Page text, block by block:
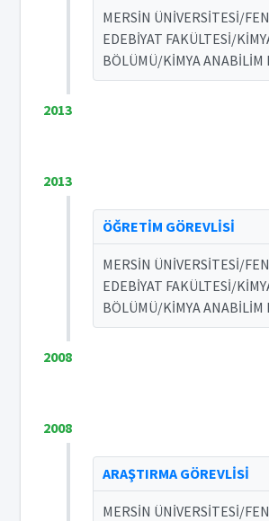
MERSİN ÜNİVERSİTESİ/
EDEBİYAT FAKÜLTESİ/
BÖLÜMÜ/KİMYA ANABİLİM
2013
2013
ÖĞRETİM GÖREVLİSİ
MERSİN ÜNİVERSİTESİ/
EDEBİYAT FAKÜLTESİ/
BÖLÜMÜ/KİMYA ANABİLİM
2008
2008
ARAŞTIRMA GÖREVLİSİ
MERSİN ÜNİVERSİTESİ/